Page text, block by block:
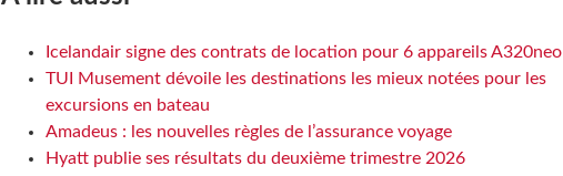
Icelandair signe des contrats de location pour 6 appareils A320neo
TUI Musement dévoile les destinations les mieux notées pour les
excursions en bateau
Amadeus : les nouvelles règles de l’assurance voyage
Hyatt publie ses résultats du deuxième trimestre 2026